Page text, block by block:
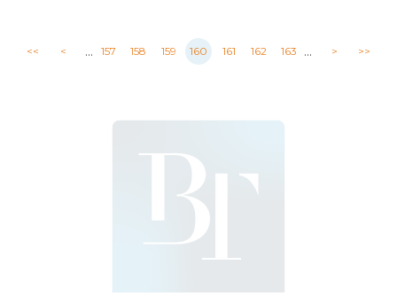
<< < ... 157 158 159 160 161 162 163 ... > >>